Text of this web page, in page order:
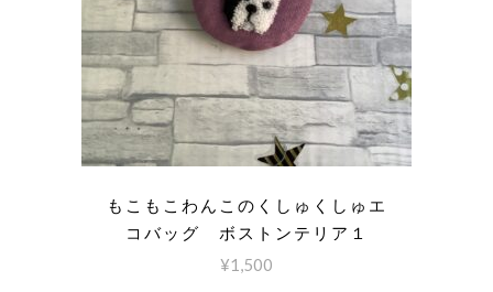
もこもこわんこのくしゅくしゅエ
コバッグ ボストンテリア１
¥1,500